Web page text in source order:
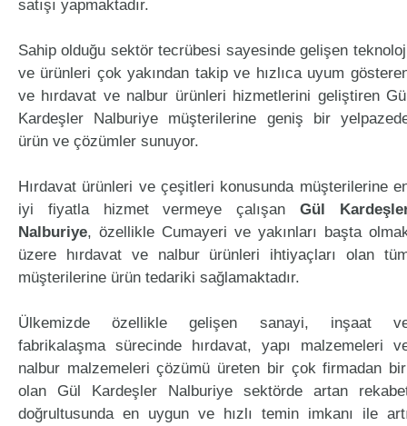
satışı yapmaktadır.
Sahip olduğu sektör tecrübesi sayesinde gelişen
ve ürünleri çok yakından takip ve hızlıca uyum
ve hırdavat ve nalbur ürünleri hizmetlerini geliştiren
Kardeşler Nalburiye müşterilerine geniş bir
ürün ve çözümler sunuyor.
Hırdavat ürünleri ve çeşitleri konusunda müşterilerine
iyi fiyatla hizmet vermeye çalışanGül
Nalburiye, özellikle Cumayeri ve yakınları başta
üzere hırdavat ve nalbur ürünleri ihtiyaçları olan
müşterilerine ürün tedariki sağlamaktadır.
Ülkemizde özellikle gelişen sanayi, inşaat
fabrikalaşma sürecinde hırdavat, yapı malzemeleri
nalbur malzemeleri çözümü üreten bir çok firmadan
olan Gül Kardeşler Nalburiye sektörde artan
doğrultusunda en uygun ve hızlı temin imkanı ile